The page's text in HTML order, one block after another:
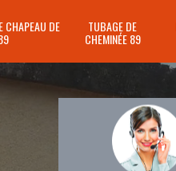
CHAPEAU DE TUBAGE DE
CHEMINÉE 89